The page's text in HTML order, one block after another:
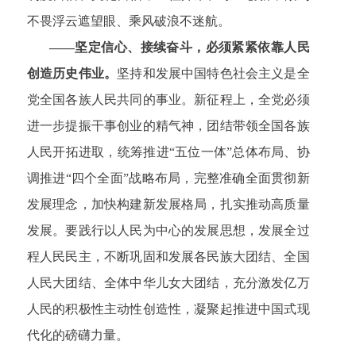
不畏浮云遮望眼、乘风破浪不迷航。
——坚定信心、接续奋斗，必须紧紧依靠人民
创造历史伟业。 坚持和发展中国特色社会主义是全
党全国各族人民共同的事业。新征程上，全党必须
进一步提振干事创业的精气神，团结带领全国各族
人民开拓进取，统筹推进“五位一体”总体布局、协
调推进“四个全面”战略布局，完整准确全面贯彻新
发展理念，加快构建新发展格局，扎实推动高质量
发展。要践行以人民为中心的发展思想，发展全过
程人民民主，不断巩固和发展各民族大团结、全国
人民大团结、全体中华儿女大团结，充分激发亿万
人民的积极性主动性创造性，凝聚起推进中国式现
代化的磅礴力量。